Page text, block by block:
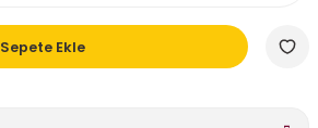
Sepete Ekle